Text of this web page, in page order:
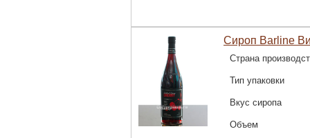
Сироп Barline
Страна
Тип упаковки
Вкус сиропа
Объем